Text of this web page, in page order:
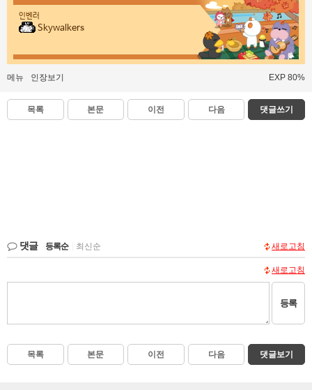
인벤러
Skywalkers
메뉴 인장보기 EXP 80%
목록 본문 이전 다음 댓글쓰기
댓글 등록순 최신순 새로고침
새로고침
등록
목록 본문 이전 다음 댓글보기